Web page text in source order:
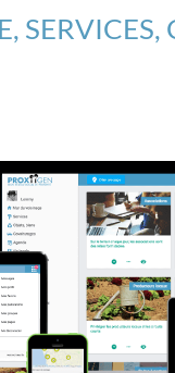
SERVICES,